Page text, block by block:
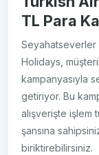
TL Para
Seyahatseverler
Holidays,
kampanyasıyla
getiriyor. Bu
alışverişte işlem
şansına
biriktirebilirsiniz.